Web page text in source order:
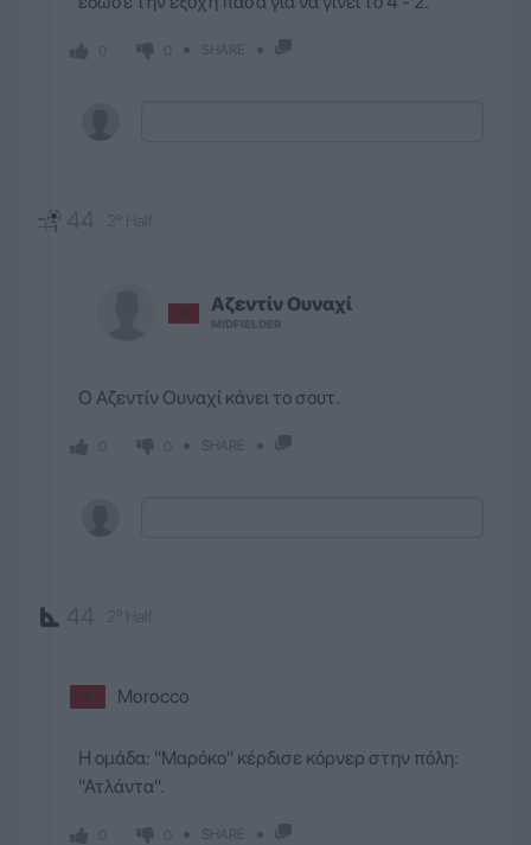
SHARE
44 2º Half
Αζεντίν Ουναχί
MIDFIELDER
Ο Αζεντίν Ουναχί κάνει το σουτ.
SHARE
44 2º Half
Morocco
H ομάδα: ''Μαρόκο'' κέρδισε κόρνερ στην πόλη:
''Ατλάντα''.
SHARE